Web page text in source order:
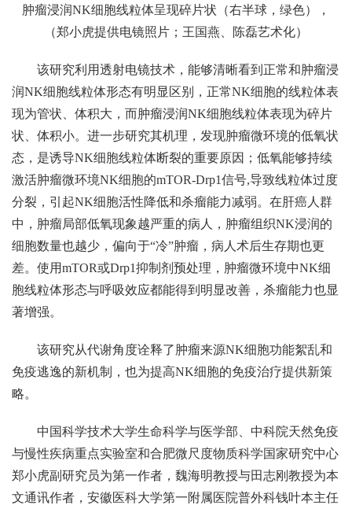
肿瘤浸润NK细胞线粒体呈现碎片状（右半球，绿色），
（郑小虎提供电镜照片；王国燕、陈磊艺术化）
该研究利用透射电镜技术，能够清晰看到正常和肿瘤浸
润NK细胞线粒体形态有明显区别，正常NK细胞的线粒体表
现为管状、体积大，而肿瘤浸润NK细胞线粒体表现为碎片
状、体积小。进一步研究其机理，发现肿瘤微环境的低氧状
态，是诱导NK细胞线粒体断裂的重要原因；低氧能够持续
激活肿瘤微环境NK细胞的mTOR-Drp1信号,导致线粒体过度
分裂，引起NK细胞活性降低和杀瘤能力减弱。在肝癌人群
中，肿瘤局部低氧现象越严重的病人，肿瘤组织NK浸润的
细胞数量也越少，偏向于“冷”肿瘤，病人术后生存期也更
差。使用mTOR或Drp1抑制剂预处理，肿瘤微环境中NK细
胞线粒体形态与呼吸效应都能得到明显改善，杀瘤能力也显
著增强。
该研究从代谢角度诠释了肿瘤来源NK细胞功能絮乱和
免疫逃逸的新机制，也为提高NK细胞的免疫治疗提供新策
略。
中国科学技术大学生命科学与医学部、中科院天然免疫
与慢性疾病重点实验室和合肥微尺度物质科学国家研究中心
郑小虎副研究员为第一作者，魏海明教授与田志刚教授为本
文通讯作者，安徽医科大学第一附属医院普外科钱叶本主任